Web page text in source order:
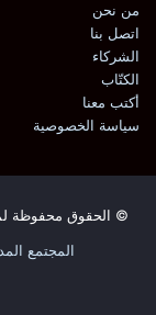
من نحن
اتصل بنا
الشركاء
الكتّاب
أكتب معنا
سياسة الخصوصية
© الحقوق محفوظة
المجتمع